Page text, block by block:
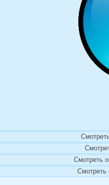
Смотреть
Смотреть